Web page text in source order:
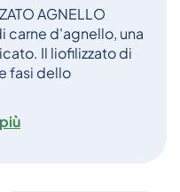
AGNELLO
carne d'agnello, una
Il liofilizzato di
fasi dello